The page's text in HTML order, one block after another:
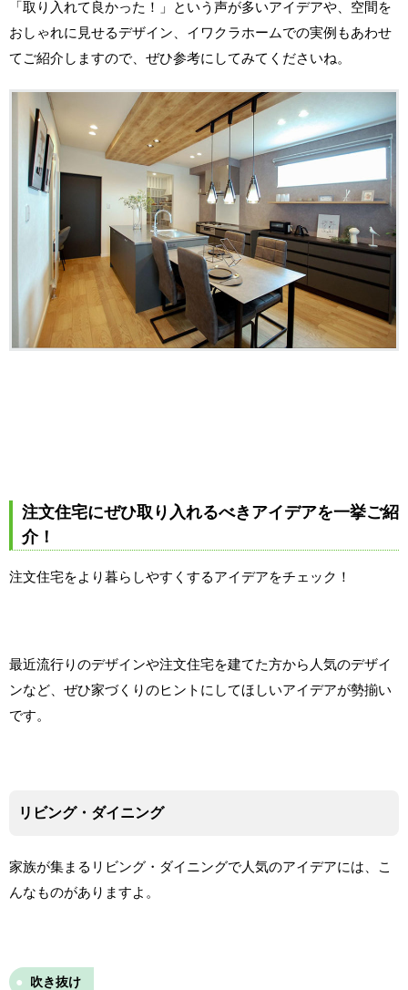
「取り入れて良かった！」という声が多いアイデアや、空間を
おしゃれに見せるデザイン、イワクラホームでの実例もあわせ
てご紹介しますので、ぜひ参考にしてみてくださいね。
注文住宅にぜひ取り入れるべきアイデアを一挙ご紹
介！
注文住宅をより暮らしやすくするアイデアをチェック！
最近流行りのデザインや注文住宅を建てた方から人気のデザイ
ンなど、ぜひ家づくりのヒントにしてほしいアイデアが勢揃い
です。
リビング・ダイニング
家族が集まるリビング・ダイニングで人気のアイデアには、こ
んなものがありますよ。
吹き抜け